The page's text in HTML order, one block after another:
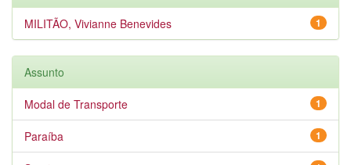
1
MILITÃO, Vivianne Benevides
Assunto
1
Modal de Transporte
1
Paraíba